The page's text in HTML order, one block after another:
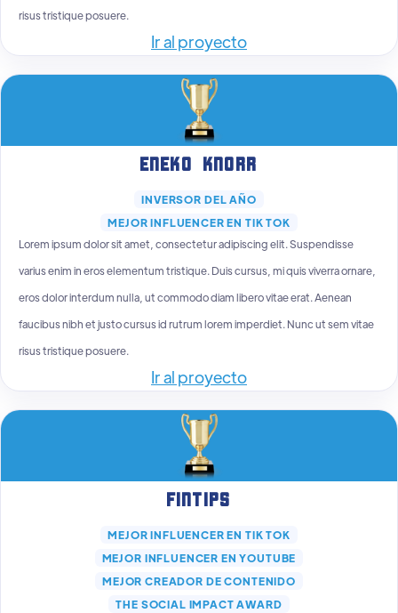
risus tristique posuere.
Ir al proyecto
Eneko Knorr
INVERSOR DEL AÑO
MEJOR INFLUENCER EN TIK TOK
Lorem ipsum dolor sit amet, consectetur adipiscing elit. Suspendisse
varius enim in eros elementum tristique. Duis cursus, mi quis viverra ornare,
eros dolor interdum nulla, ut commodo diam libero vitae erat. Aenean
faucibus nibh et justo cursus id rutrum lorem imperdiet. Nunc ut sem vitae
risus tristique posuere.
Ir al proyecto
FinTips
MEJOR INFLUENCER EN TIK TOK
MEJOR INFLUENCER EN YOUTUBE
MEJOR CREADOR DE CONTENIDO
THE SOCIAL IMPACT AWARD